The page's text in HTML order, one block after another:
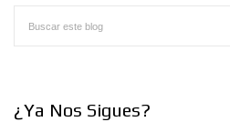
¿Ya Nos Sigues?